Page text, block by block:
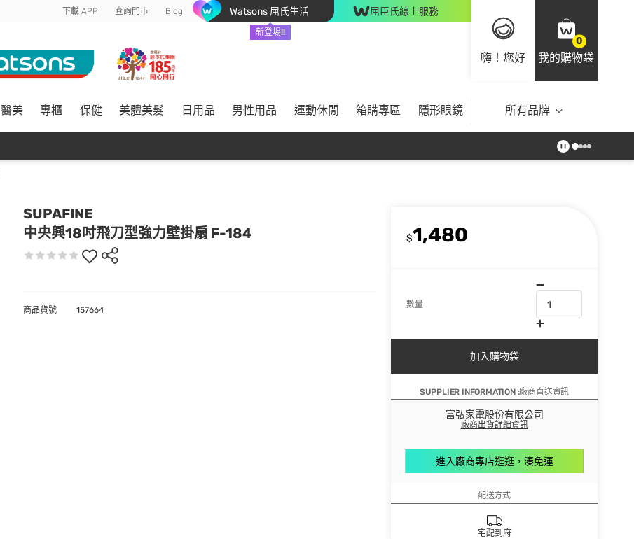
下載 APP 查詢門市 Blog Watsons 屈氏生活
新登場!!
屈臣氏線上服務
嗨！您好
0
我的購物袋
醫美 專櫃 保健 美體美髮 日用品 男性用品 運動休閒 箱購專區 隱形眼鏡 所有品牌
SUPAFINE
中央興18吋飛刀型強力壁掛扇 F-184
$1,480
數量
加入購物袋
SUPPLIER INFORMATION :廠商直送資訊
富弘家電股份有限公司
廠商出貨詳細資訊
進入廠商專店逛逛，湊免運
配送方式
宅配到府
商品貨號 157664